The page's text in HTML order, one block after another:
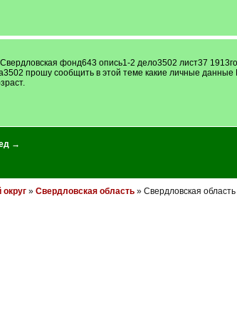
фонд643 опись1-2 дело3502 лист37
прошу сообщить в этой теме какие личные
→
округ» Свердловская область» Свердловская